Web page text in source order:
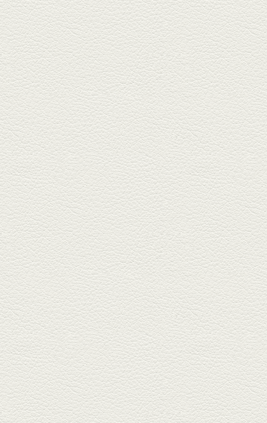
堪能...
2025年5月23日放送
明太もちチーズもんじゃ
銀座中通りで深夜３時まで営業
している「もんじゃ焼きかめの
や」...
2025年5月2日放送
ミックス水餃子＆麻婆豆
腐
新水前寺駅そばの人気店「中華
料理 福来亭」へ。「しろ」ロッ
ク...
2025年4月11日放送
きびなごの塩焼き＆黒豚
しゃぶしゃぶ
春の[熊本屋台村]で昼飲みの刻。
[かごっま屋台 黒で乾杯]で「銀...
2025年3月21日放送
薩摩赤鶏のころころ焼き
＆カツオの藁焼き
三年坂通りのビル２階「焼鳥こ
ろころ」はオシャレな店構えで
炭火...
2025年2月28日放送
踊る車海老＆あか牛串 ウ
ニとキャビア乗せ
ホテル日航熊本の裏、創作串揚
げの新たな店「串ハル」へ「銀
しろ...
2025年2月7日放送